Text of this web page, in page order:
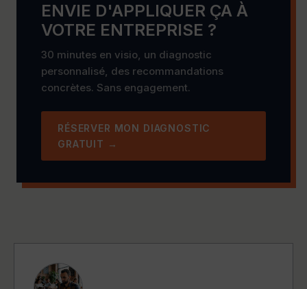
ENVIE D'APPLIQUER ÇA À
VOTRE ENTREPRISE ?
30 minutes en visio, un diagnostic
personnalisé, des recommandations
concrètes. Sans engagement.
RÉSERVER MON DIAGNOSTIC
GRATUIT →